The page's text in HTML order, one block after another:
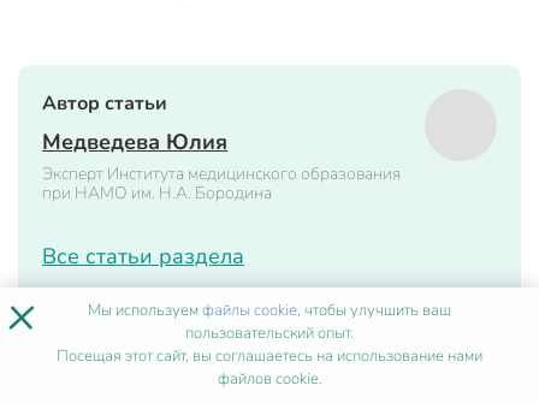
Автор статьи
Медведева Юлия
Эксперт Института медицинского образования
при НАМО им. Н.А. Бородина
Все статьи раздела
Сексуальная совместимость: как определить и
улучшить отношения с партнером
× Мы используемфайлы cookie, чтобы улучшить ваш
пользовательский опыт.
Посещая этот сайт, вы соглашаетесь на использование нами
файлов cookie.